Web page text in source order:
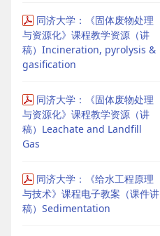
同济大学：《固体废物处理
与资源化》课程教学资源（讲
稿）Incineration, pyrolysis &
gasification
同济大学：《固体废物处理
与资源化》课程教学资源（讲
稿）Leachate and Landfill
Gas
同济大学：《给水工程原理
与技术》课程电子教案（课件讲
稿）Sedimentation